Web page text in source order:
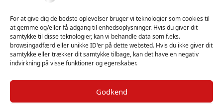
For at give dig de bedste oplevelser bruger vi teknologier som cookies til
at gemme og/eller få adgang til enhedsoplysninger. Hvis du giver dit
samtykke til disse teknologier, kan vi behandle data som f.eks.
browsingadfærd eller unikke ID'er på dette websted. Hvis du ikke giver dit
samtykke eller trækker dit samtykke tilbage, kan det have en negativ
indvirkning på visse funktioner og egenskaber.
Godkend